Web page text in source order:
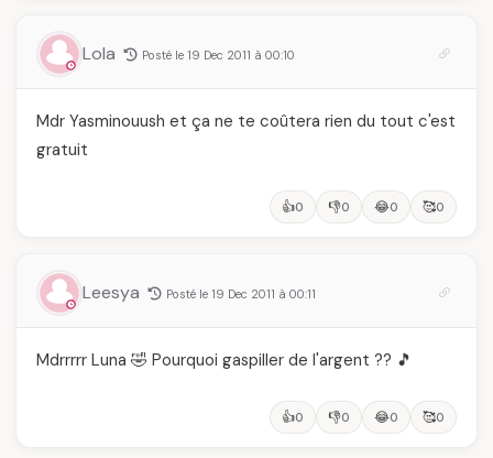
Lola Posté le 19 Dec 2011 à 00:10
Mdr Yasminouush et ça ne te coûtera rien du tout c'est
gratuit
👍0 👎0 😂0 🥰0
Leesya Posté le 19 Dec 2011 à 00:11
Mdrrrrr Luna 🤣 Pourquoi gaspiller de l'argent ?? 🎵
👍0 👎0 😂0 🥰0